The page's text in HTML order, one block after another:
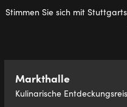
Stimmen Sie sich mit
Markthalle
Kulinarische